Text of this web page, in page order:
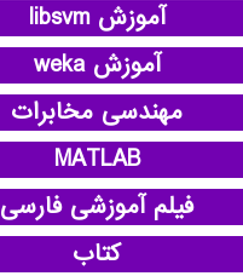
آموزش libsvm
آموزش weka
مهندسی مخابرات
MATLAB
فیلم آموزشی فارسی
کتاب